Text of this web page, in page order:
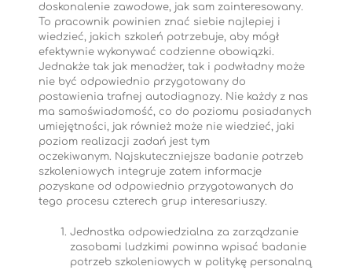
doskonalenie zawodowe, jak sam zainteresowany.
To pracownik powinien znać siebie najlepiej i
wiedzieć, jakich szkoleń potrzebuje, aby mógł
efektywnie wykonywać codzienne obowiązki.
Jednakże tak jak menadżer, tak i podwładny może
nie być odpowiednio przygotowany do
postawienia trafnej autodiagnozy. Nie każdy z nas
ma samoświadomość, co do poziomu posiadanych
umiejętności, jak również może nie wiedzieć, jaki
poziom realizacji zadań jest tym
oczekiwanym. Najskuteczniejsze badanie potrzeb
szkoleniowych integruje zatem informacje
pozyskane od odpowiednio przygotowanych do
tego procesu czterech grup interesariuszy.
Jednostka odpowiedzialna za zarządzanie
zasobami ludzkimi powinna wpisać badanie
potrzeb szkoleniowych w politykę personalną